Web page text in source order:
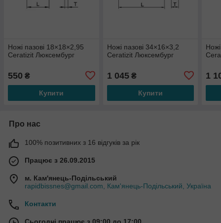
Ножі пазові 18×18×2,95
Ceratizit Люксембург
550 ₴
Купити
Ножі пазові 34×16×3,2
Ceratizit Люксембург
1 045₴
Купити
1
Про нас
100% позитивних з 16 відгуків за рік
Працює з 26.09.2015
м. Кам'янець-Подільський
rapidbissnes@gmail.com, Кам'янець-Подільський, Україна
Контакти